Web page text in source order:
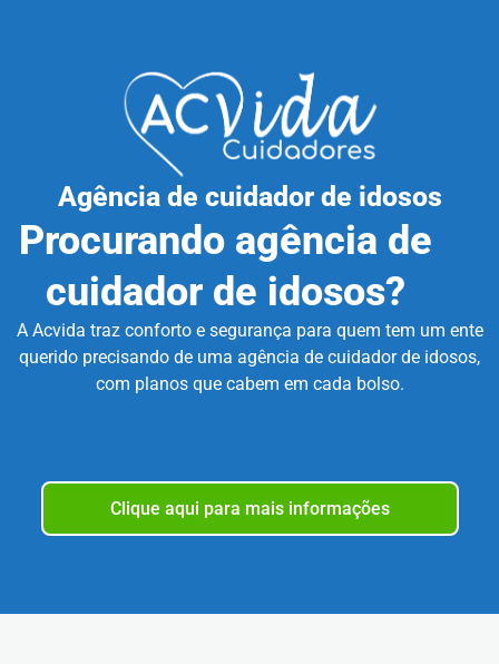
Agência de cuidador de idosos
Procurando agência de
cuidador de idosos?
A Acvida traz conforto e segurança para quem tem um ente
querido precisando de uma agência de cuidador de idosos,
com planos que cabem em cada bolso.
Clique aqui para mais informações